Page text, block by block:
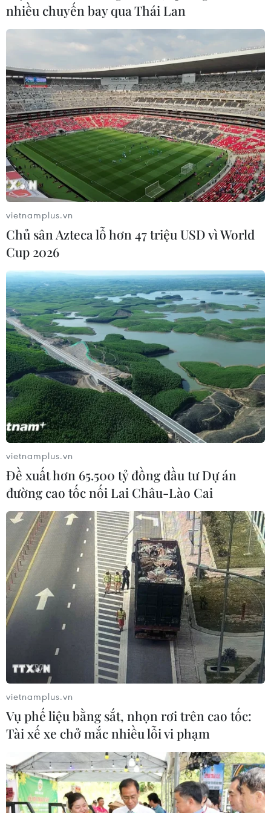
bệnh trong ngày.
Cập nhật tình hình dịch
COVID-19 tại Việt Nam ngày 22/5
22/05/2023 11:35
Theo bản tin phòng chống dịch COVID-19 ngày 22/5
của Bộ Y tế, cả nước có 1.222 ca mắc mới COVID-19,
304 ca khỏi bệnh, có 1 F0 tử vong tại Hà Nội. T
nhiều chuyến bay qua Thái Lan
vietnamplus.vn
Chủ sân Azteca lỗ hơn 47 triệu USD vì World
Cup 2026
vietnamplus.vn
Đề xuất hơn 65.500 tỷ đồng đầu tư Dự án
đường cao tốc nối Lai Châu-Lào Cai
vietnamplus.vn
Vụ phế liệu bằng sắt, nhọn rơi trên cao tốc:
Tài xế xe chở mắc nhiều lỗi vi phạm